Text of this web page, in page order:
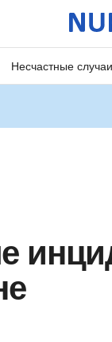
Несчастные случаи